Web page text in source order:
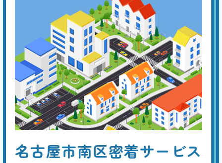
基本料
3,000円 W
EB
限
定
割
引
作業費
27,500
合計 27,500 円〜
経年劣化による便器やトイレタンクのひび割れは、水漏れなどを生じ
て、フロアや壁の損傷に繋がります。早めに新品に交換することが勧め
られますが、これを機に、壁や床を含めたトータルなリフォームを考え
てみてはいかがでしょうか。
トイレのリフォーム
基本料
3,000円 W
EB
定
割
作業費
38,500円
部品代
0
合計38,500円〜
名古屋市南区密着サービス